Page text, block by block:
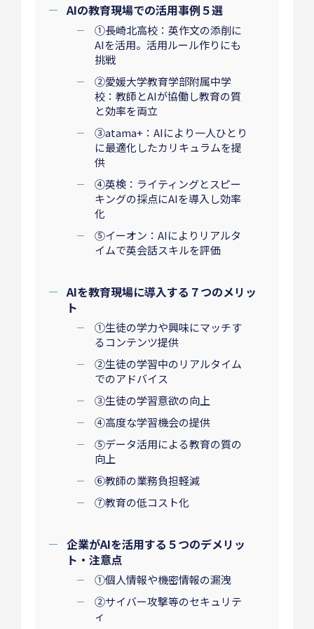
AIの教育現場での活用事例５選
①長崎北高校：英作文の添削に
AIを活用。活用ルール作りにも
挑戦
②愛媛大学教育学部附属中学
校：教師とAIが協働し教育の質
と効率を両立
③atama+：AIにより一人ひとり
に最適化したカリキュラムを提
供
④英検：ライティングとスピー
キングの採点にAIを導入し効率
化
⑤イーオン：AIによりリアルタ
イムで英会話スキルを評価
AIを教育現場に導入する７つのメリッ
ト
①生徒の学力や興味にマッチす
るコンテンツ提供
②生徒の学習中のリアルタイム
でのアドバイス
③生徒の学習意欲の向上
④高度な学習機会の提供
⑤データ活用による教育の質の
向上
⑥教師の業務負担軽減
⑦教育の低コスト化
企業がAIを活用する５つのデメリッ
ト・注意点
①個人情報や機密情報の漏洩
②サイバー攻撃等のセキュリテ
ィ